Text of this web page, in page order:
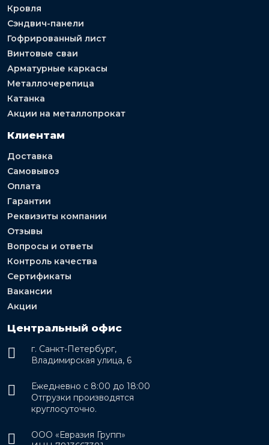
Кровля
Сэндвич-панели
Гофрированный лист
Винтовые сваи
Арматурные каркасы
Металлочерепица
Катанка
Акции на металлопрокат
Клиентам
Доставка
Самовывоз
Оплата
Гарантии
Реквизиты компании
Отзывы
Вопросы и ответы
Контроль качества
Сертификаты
Вакансии
Акции
Центральный офис
г. Санкт-Петербург,
Владимирская улица, 6
Ежедневно с 8:00 до 18:00
Отгрузки производятся
круглосуточно.
ООО «Евразия Групп»